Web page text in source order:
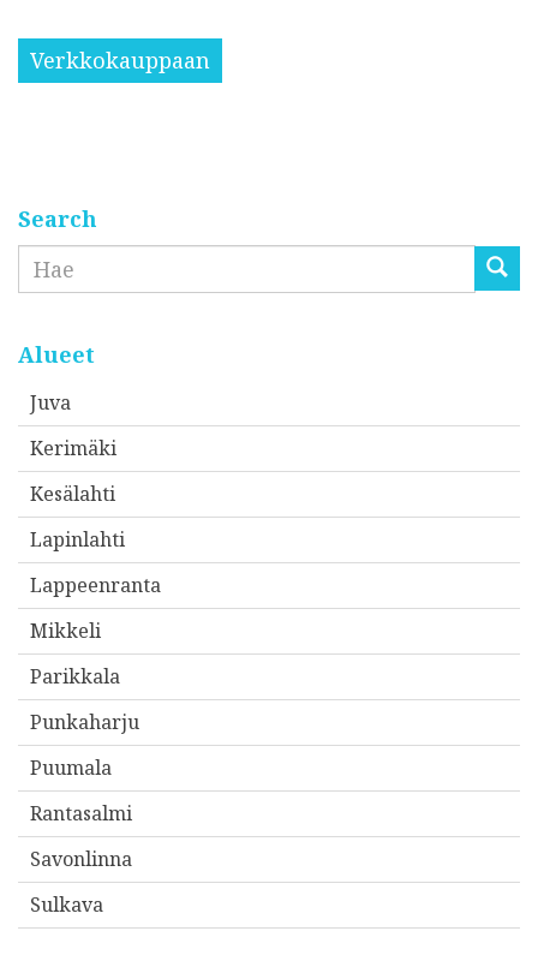
Verkkokauppaan
Search
Etsi
Alueet
Juva
Kerimäki
Kesälahti
Lapinlahti
Lappeenranta
Mikkeli
Parikkala
Punkaharju
Puumala
Rantasalmi
Savonlinna
Sulkava